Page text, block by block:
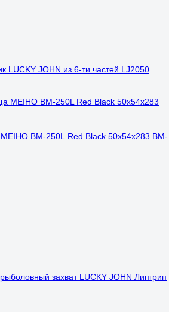
JOHN из 6-ти частей LJ2050
BM-250L Red Black 50х54х283 BM-
захват LUCKY JOHN Липгрип